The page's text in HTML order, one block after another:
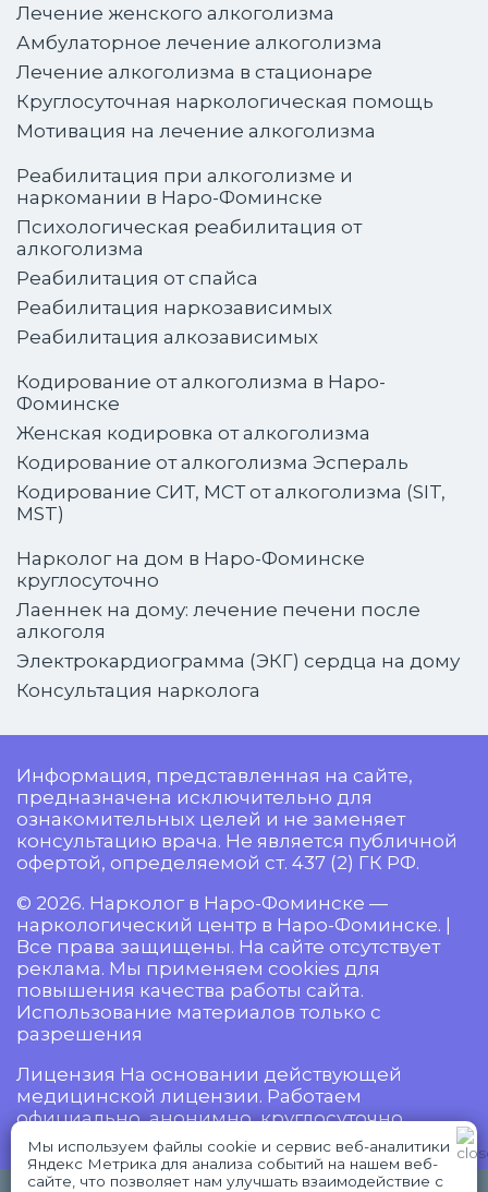
Лечение женского алкоголизма
Амбулаторное лечение алкоголизма
Лечение алкоголизма в стационаре
Круглосуточная наркологическая помощь
Мотивация на лечение алкоголизма
Реабилитация при алкоголизме и
наркомании в Наро-Фоминске
Психологическая реабилитация от
алкоголизма
Реабилитация от спайса
Реабилитация наркозависимых
Реабилитация алкозависимых
Кодирование от алкоголизма в Наро-
Фоминске
Женская кодировка от алкоголизма
Кодирование от алкоголизма Эспераль
Кодирование СИТ, МСТ от алкоголизма (SIT,
MST)
Нарколог на дом в Наро-Фоминске
круглосуточно
Лаеннек на дому: лечение печени после
алкоголя
Электрокардиограмма (ЭКГ) сердца на дому
Консультация нарколога
Информация, представленная на сайте,
предназначена исключительно для
ознакомительных целей и не заменяет
консультацию врача. Не является публичной
офертой, определяемой ст. 437 (2) ГК РФ.
© 2026. Нарколог в Наро-Фоминске —
наркологический центр в Наро-Фоминске. |
Все права защищены. На сайте отсутствует
реклама. Мы применяем cookies для
повышения качества работы сайта.
Использование материалов только с
разрешения
Лицензия На основании действующей
медицинской лицензии. Работаем
официально, анонимно, круглосуточно.
Мы используем файлы cookie и сервис веб-аналитики
Яндекс Метрика для анализа событий на нашем веб-
сайте, что позволяет нам улучшать взаимодействие с